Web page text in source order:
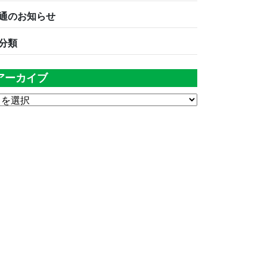
のお知らせ
類
ーカイブ